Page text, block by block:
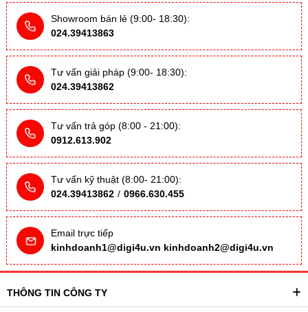
Showroom bán lẻ (9:00- 18:30):
024.39413863
Tư vấn giải pháp (9:00- 18:30):
024.39413862
Tư vấn trả góp (8:00 - 21:00):
0912.613.902
Tư vấn kỹ thuật (8:00- 21:00):
024.39413862 / 0966.630.455
Email trực tiếp
kinhdoanh1@digi4u.vn kinhdoanh2@digi4u.vn
THÔNG TIN CÔNG TY